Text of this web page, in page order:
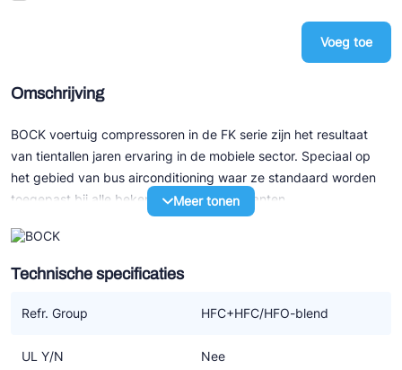
Voeg toe
Omschrijving
BOCK voertuig compressoren in de FK serie zijn het resultaat
van tientallen jaren ervaring in de mobiele sector. Speciaal op
het gebied van bus airconditioning waar ze standaard worden
toegepast bij alle bekende -, grote fabrikanten.
Onovertroffen lichtgewicht, compact en robuust design met een
zeer groot toerental bereik zijn slechts een paar van de
uitstekende eigenschappen van dit unieke product. Ze zijn
verkrijgbaar in een 2-, 4- en 6 cilinder uitvoering. Daarnaast is
basis van de volgende uitvoeringen;
Meer tonen
Technische specificaties
Refr. Group HFC+HFC/HFO-blend
UL Y/N Nee